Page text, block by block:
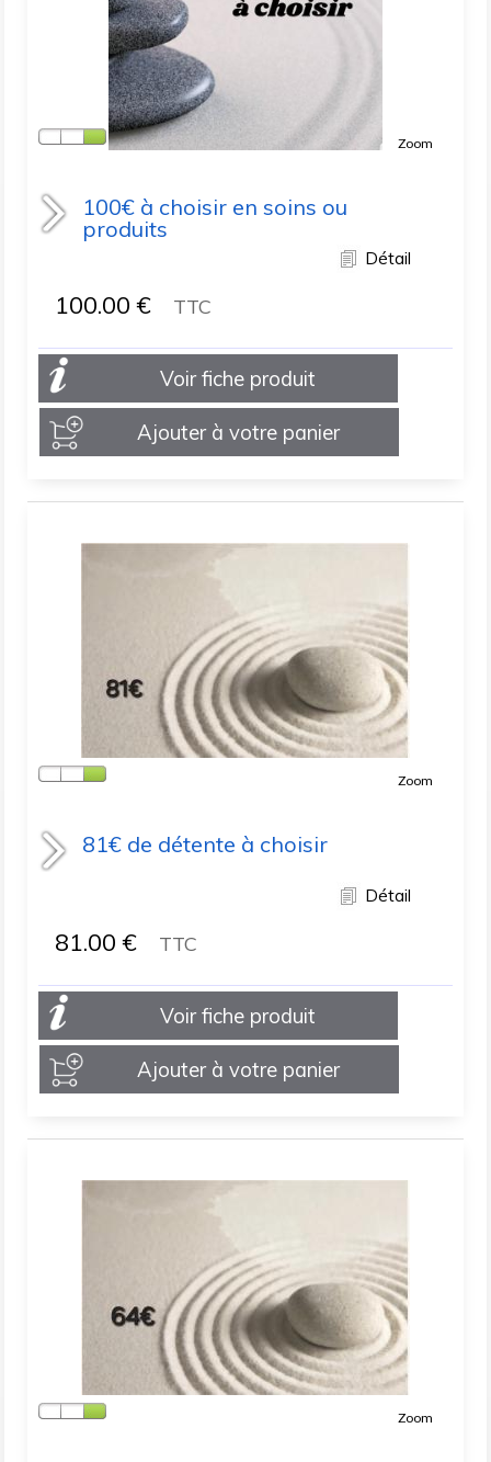
Zoom
100€ à choisir en soins ou
produits
Détail
100.00 € TTC
Voir fiche produit
Ajouter à votre panier
Zoom
81€ de détente à choisir
Détail
81.00 € TTC
Voir fiche produit
Ajouter à votre panier
Zoom